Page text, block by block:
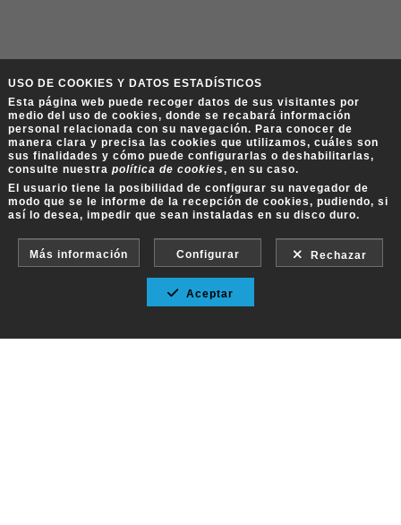
USO DE COOKIES Y DATOS ESTADÍSTICOS
Esta página web puede recoger datos de sus visitantes por
medio del uso de cookies, donde se recabará información
personal relacionada con su navegación. Para conocer de
manera clara y precisa las cookies que utilizamos, cuáles son
sus finalidades y cómo puede configurarlas o deshabilitarlas,
consulte nuestra política de cookies, en su caso.
El usuario tiene la posibilidad de configurar su navegador de
modo que se le informe de la recepción de cookies, pudiendo, si
así lo desea, impedir que sean instaladas en su disco duro.
Más información Configurar Rechazar
Aceptar